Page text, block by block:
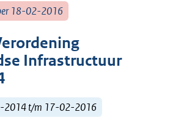
18-02-2016
Infrastructuur
2014 t/m 17-02-2016